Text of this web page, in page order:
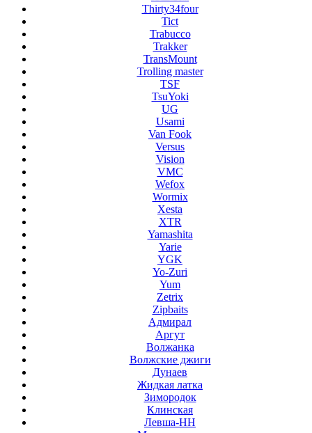
Thirty34four
Tict
Trabucco
Trakker
TransMount
Trolling master
TSF
TsuYoki
UG
Usami
Van Fook
Versus
Vision
VMC
Wefox
Wormix
Xesta
XTR
Yamashita
Yarie
YGK
Yo-Zuri
Yum
Zetrix
Zipbaits
Адмирал
Аргут
Волжанка
Волжские джиги
Дунаев
Жидкая латка
Зимородок
Клинская
Левша-НН